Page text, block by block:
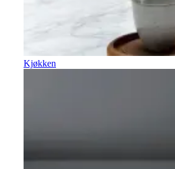
Kjøkken